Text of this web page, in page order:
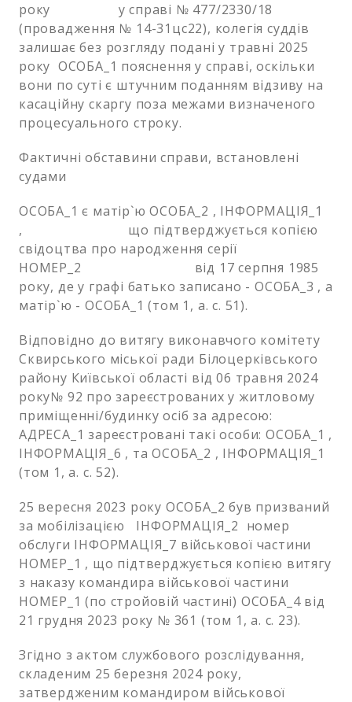
року у справі № 477/2330/18
(провадження № 14-31цс22), колегія суддів
залишає без розгляду подані у травні 2025
року ОСОБА_1 пояснення у справі, оскільки
вони по суті є штучним поданням відзиву на
касаційну скаргу поза межами визначеного
процесуального строку.
Фактичні обставини справи, встановлені
судами
ОСОБА_1 є матір`ю ОСОБА_2 , ІНФОРМАЦІЯ_1
, що підтверджується копією
свідоцтва про народження серії
НОМЕР_2 від 17 серпня 1985
року, де у графі батько записано - ОСОБА_3 , а
матір`ю - ОСОБА_1 (том 1, а. с. 51).
Відповідно до витягу виконавчого комітету
Сквирського міської ради Білоцерківського
району Київської області від 06 травня 2024
року№ 92 про зареєстрованих у житловому
приміщенні/будинку осіб за адресою:
АДРЕСА_1 зареєстровані такі особи: ОСОБА_1 ,
ІНФОРМАЦІЯ_6 , та ОСОБА_2 , ІНФОРМАЦІЯ_1
(том 1, а. с. 52).
25 вересня 2023 року ОСОБА_2 був призваний
за мобілізацією ІНФОРМАЦІЯ_2 номер
обслуги ІНФОРМАЦІЯ_7 військової частини
НОМЕР_1 , що підтверджується копією витягу
з наказу командира військової частини
НОМЕР_1 (по стройовій частині) ОСОБА_4 від
21 грудня 2023 року № 361 (том 1, а. с. 23).
Згідно з актом службового розслідування,
складеним 25 березня 2024 року,
затвердженим командиром військової